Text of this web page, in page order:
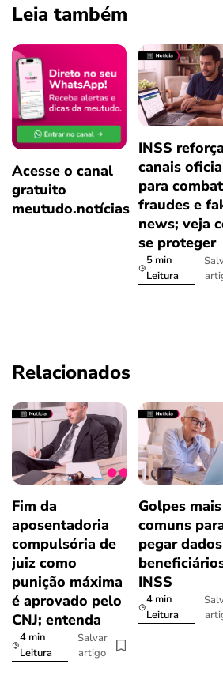
Leia também
Acesse o canal
gratuito
meutudo.notícias
INSS reforça
canais
para
fraudes e
news; veja
se proteger
5 min
Leitura
Relacionados
Fim da
aposentadoria
compulsória de
juiz como
punição máxima
é aprovado pelo
CNJ; entenda
4 min
Leitura
Salvar
artigo
Golpes mais
comuns
pegar
INSS
4 min
Leitura